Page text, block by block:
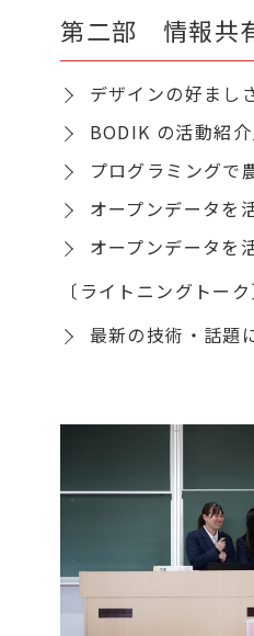
第二部 情報共
デザインの好ま
BODIK の活動紹
プログラミングで
オープンデータを
オープンデータを
〔ライトニングトーク
最新の技術・話題